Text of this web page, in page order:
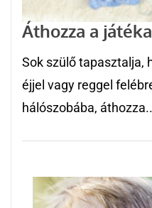
Áthozza a
Sok szülő tapasztalja,
éjjel vagy reggel
hálószobába,